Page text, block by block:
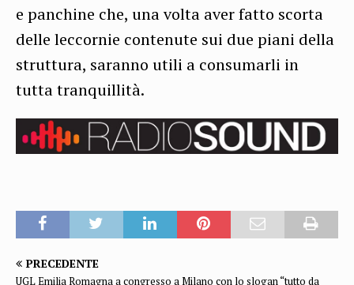
e panchine che, una volta aver fatto scorta
delle leccornie contenute sui due piani della
struttura, saranno utili a consumarli in
tutta tranquillità.
PRECEDENTE
UGL Emilia Romagna a congresso a Milano con lo slogan “tutto da